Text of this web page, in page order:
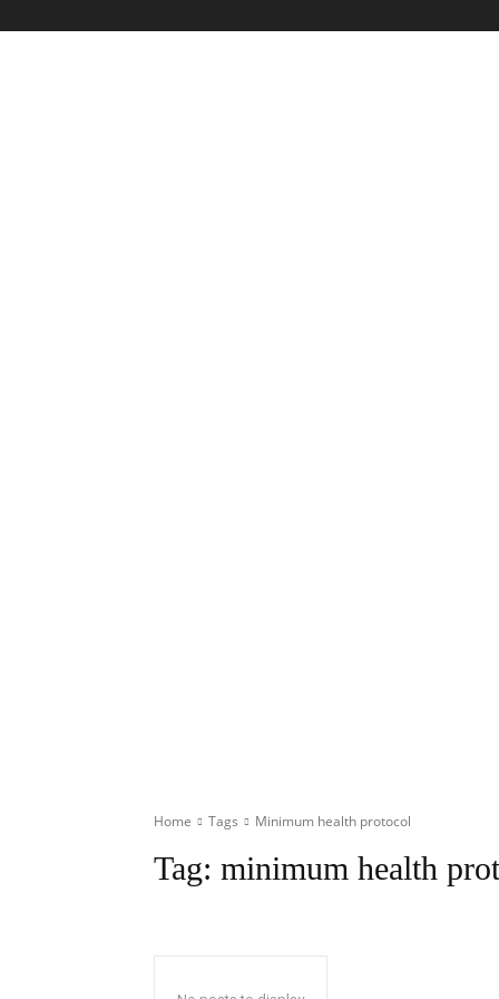
Home Tags Minimum health protocol
Tag: minimum health